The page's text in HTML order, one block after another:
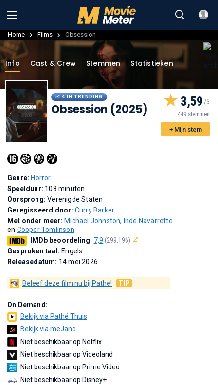
Home Films Obsession
Info Cast & Crew Stemmen Statistieken
4 IN TRENDING
Obsession (2025)
3,59
449 stemmen
+ Mijn stem
Genre: Horror
Speelduur: 108 minuten
Oorsprong:Verenigde Staten
Geregisseerd door: Curry Barker
Met onder meer: Michael Johnston, Inde Navarrette
en Cooper Tomlinson
IMDb beoordeling: 7,9 (299.196)
Gesproken taal: Engels
Releasedatum: 14 mei 2026
Beleef deze film nu bij Pathé! TIP
On Demand:
Bekijk via Pathé Thuis
Bekijk via meJane
Niet beschikbaar op Netflix
Niet beschikbaar op Videoland
Niet beschikbaar op Prime Video
Niet beschikbaar op Disney+